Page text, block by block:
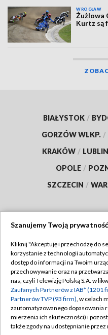
WROCŁAW
Żużlowa
Kurtz są
BIAŁYSTOK /
GORZÓW WLKP. /
KRAKÓW / LUBLIN
OPOLE /
SZCZECIN /
Abonament TVP
Emisja w TVP
Centrum informacji TVP
Naziemna Telewizja
Szanujemy Twoją prywatność
Kliknij "Akceptuję i przechodzę do
korzystanie z technologii
dostęp do informacji na Twoim
przechowywanie oraz na
nas, czyli Telewizję Polską S.A. w
Zaufanych Partnerów z IAB* (1201
Partnerów TVP (93 firm), w celach
zautomatyzowanego dopasowania
mierzenia ich skuteczności) i
także zgody na udostępnianie